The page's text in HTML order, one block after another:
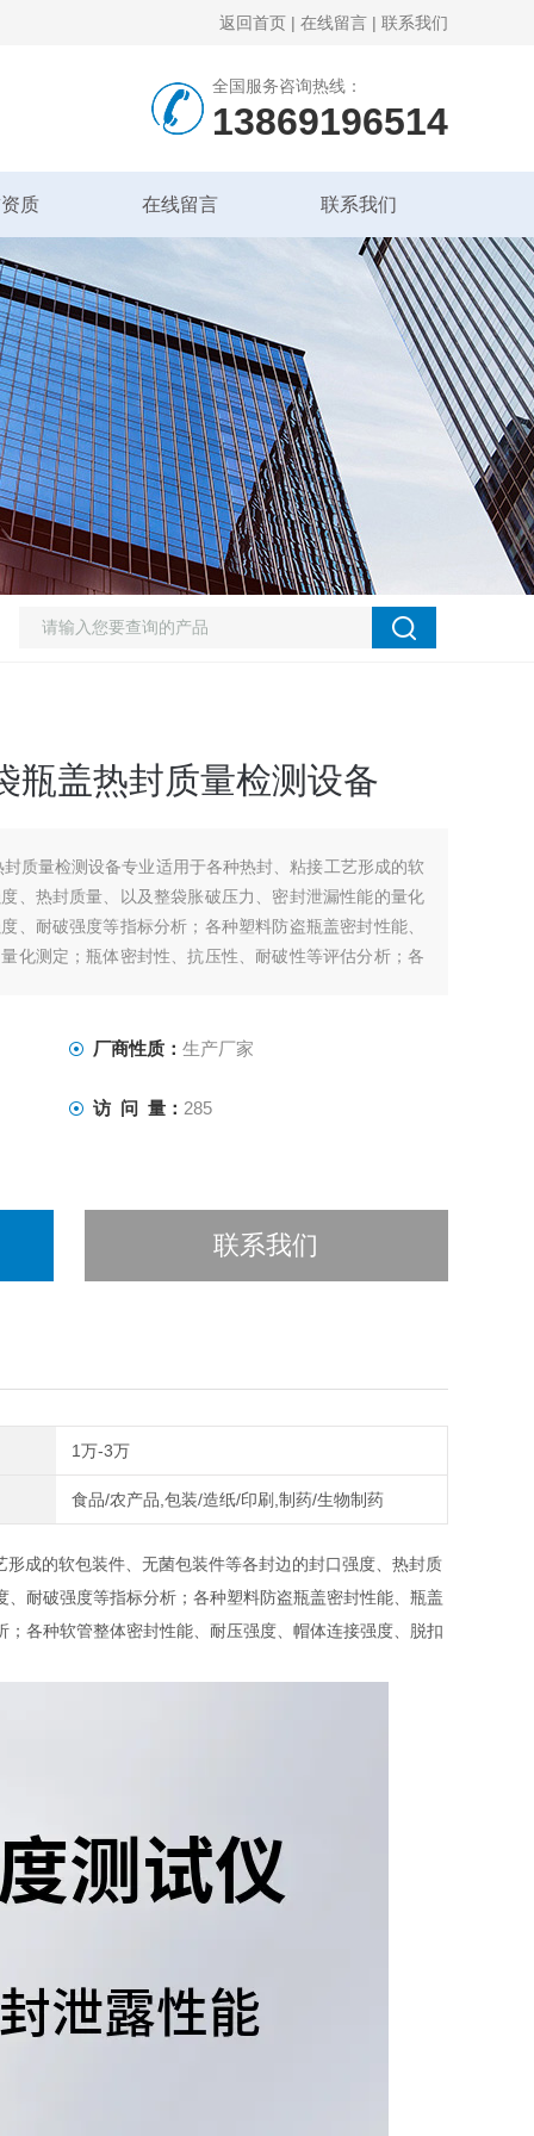
返回首页 | 在线留言 | 联系我们
全国服务咨询热线：
13869196514
质 在线留言 联系我们
瓶盖热封质量检测设备
质量检测设备专业适用于各种热封、粘接工艺形成的软
、热封质量、以及整袋胀破压力、密封泄漏性能的量化
、耐破强度等指标分析；各种塑料防盗瓶盖密封性能、
化测定；瓶体密封性、抗压性、耐破性等评估分析；各
厂商性质： 生产厂家
访 问 量： 285
联系我们
1万-3万
食品/农产品,包装/造纸/印刷,制药/生物制药
形成的软包装件、无菌包装件等各封边的封口强度、热封质
耐破强度等指标分析；各种塑料防盗瓶盖密封性能、瓶盖
各种软管整体密封性能、耐压强度、帽体连接强度、脱扣